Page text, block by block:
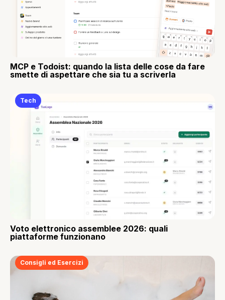
MCP e Todoist: quando la lista delle cose da fare
smette di aspettare che sia tu a scriverla
Tech
Voto elettronico assemblee 2026: quali
piattaforme funzionano
Consigli ed Esercizi